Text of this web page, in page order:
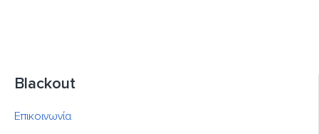
Blackout
Επικοινωνία